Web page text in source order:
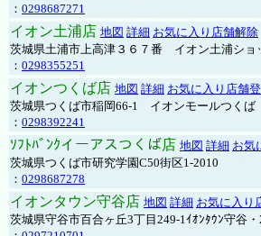
： 0298687271
イオン土浦店 地図 詳細 お気に入り店舗解除
茨城県土浦市上高津３６７番 イオン土浦ショ
： 0298355251
イオンつくば店 地図 詳細 お気に入り店舗
茨城県つくば市稲岡66-1 イオンモールつく
： 0298392241
ｿﾌﾄﾊﾞﾝｸイーアスつくば店 地図 詳細 お気
茨城県つくば市研究学園C50街区1-2010
： 0298687278
イオンタウン守谷店 地図 詳細 お気に入り
茨城県守谷市百合ヶ丘3丁目249-1ｲｵﾝﾀｳﾝ守谷・